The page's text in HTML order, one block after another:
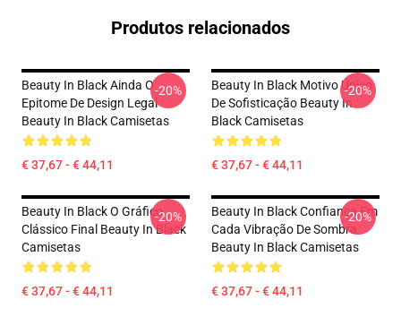
Produtos relacionados
Beauty In Black Ainda O
Epitome De Design Legal
Beauty In Black Camisetas
€ 37,67 - € 44,11
-20%
Beauty In Black Motivo Único
De Sofisticação Beauty In
Black Camisetas
€ 37,67 - € 44,11
-20%
Beauty In Black O Gráfico
Clássico Final Beauty In Black
Camisetas
€ 37,67 - € 44,11
-20%
Beauty In Black Confiança Em
Cada Vibração De Sombra
Beauty In Black Camisetas
€ 37,67 - € 44,11
-20%